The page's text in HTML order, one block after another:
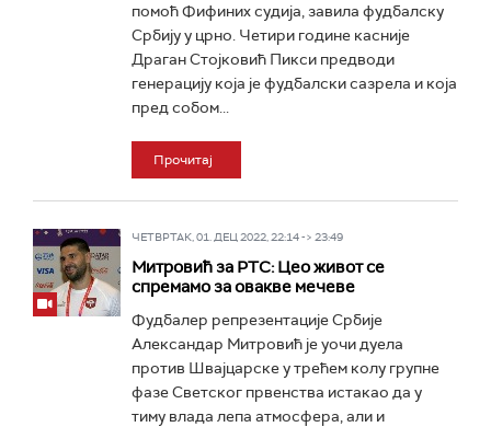
помоћ Фифиних судија, завила фудбалску
Србију у црно. Четири године касније
Драган Стојковић Пикси предводи
генерацију која је фудбалски сазрела и која
пред собом...
Прочитај
ЧЕТВРТАК, 01. ДЕЦ 2022, 22:14 -> 23:49
Митровић за РТС: Цео живот се
спремамо за овакве мечеве
Фудбалер репрезентације Србије
Александар Митровић је уочи дуела
против Швајцарске у трећем колу групне
фазе Светског првенства истакао да у
тиму влада лепа атмосфера, али и